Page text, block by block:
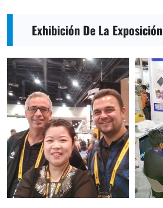
Exhibición De La Exposición